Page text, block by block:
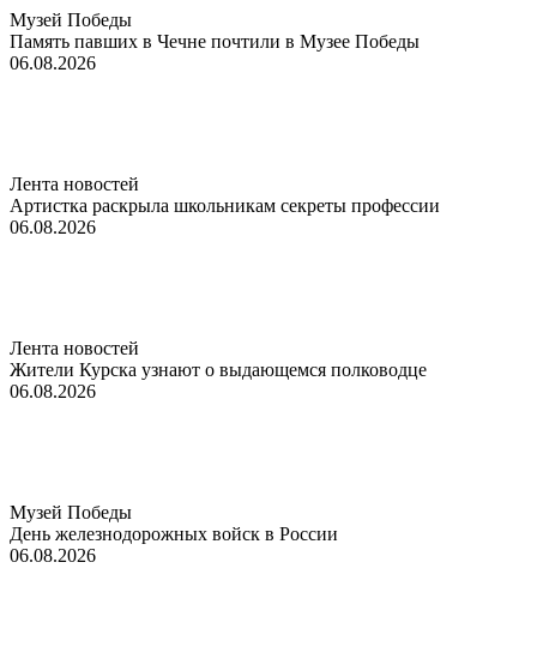
Музей Победы
Память павших в Чечне почтили в Музее Победы
06.08.2026
Лента новостей
Артистка раскрыла школьникам секреты профессии
06.08.2026
Лента новостей
Жители Курска узнают о выдающемся полководце
06.08.2026
Музей Победы
День железнодорожных войск в России
06.08.2026